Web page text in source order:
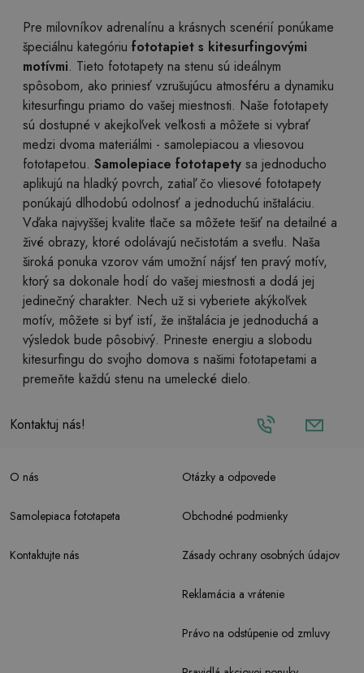
Pre milovníkov adrenalínu a krásnych scenérií ponúkame
špeciálnu kategóriu fototapiet s kitesurfingovými
motívmi. Tieto fototapety na stenu sú ideálnym
spôsobom, ako priniesť vzrušujúcu atmosféru a dynamiku
kitesurfingu priamo do vašej miestnosti. Naše fototapety
sú dostupné v akejkoľvek veľkosti a môžete si vybrať
medzi dvoma materiálmi - samolepiacou a vliesovou
fototapetou. Samolepiace fototapety sa jednoducho
aplikujú na hladký povrch, zatiaľ čo vliesové fototapety
ponúkajú dlhodobú odolnosť a jednoduchú inštaláciu.
Vďaka najvyššej kvalite tlače sa môžete tešiť na detailné a
živé obrazy, ktoré odolávajú nečistotám a svetlu. Naša
široká ponuka vzorov vám umožní nájsť ten pravý motív,
ktorý sa dokonale hodí do vašej miestnosti a dodá jej
jedinečný charakter. Nech už si vyberiete akýkoľvek
motív, môžete si byť istí, že inštalácia je jednoduchá a
výsledok bude pôsobivý. Prineste energiu a slobodu
kitesurfingu do svojho domova s našimi fototapetami a
premeňte každú stenu na umelecké dielo.
Kontaktuj nás!
O nás
Samolepiaca fototapeta
Kontaktujte nás
Otázky a odpovede
Obchodné podmienky
Zásady ochrany osobných údajov
Reklamácia a vrátenie
Právo na odstúpenie od zmluvy